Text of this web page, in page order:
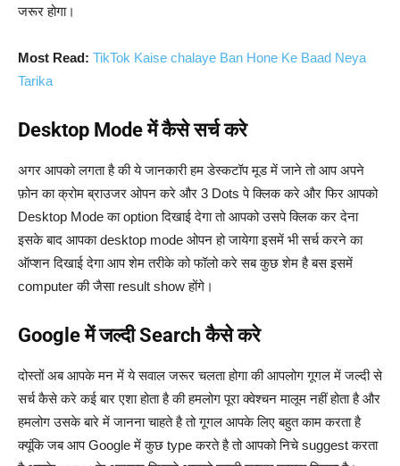
जरूर होगा।
Most Read: TikTok Kaise chalaye Ban Hone Ke Baad Neya
Tarika
Desktop Mode में कैसे सर्च करे
अगर आपको लगता है की ये जानकारी हम डेस्कटॉप मूड में जाने तो आप अपने
फ़ोन का क्रोम ब्राउजर ओपन करे और 3 Dots पे क्लिक करे और फिर आपको
Desktop Mode का option दिखाई देगा तो आपको उसपे क्लिक कर देना
इसके बाद आपका desktop mode ओपन हो जायेगा इसमें भी सर्च करने का
ऑप्शन दिखाई देगा आप शेम तरीके को फॉलो करे सब कुछ शेम है बस इसमें
computer की जैसा result show होंगे।
Google में जल्दी Search कैसे करे
दोस्तों अब आपके मन में ये सवाल जरूर चलता होगा की आपलोग गूगल में जल्दी से
सर्च कैसे करे कई बार एशा होता है की हमलोग पूरा क्वेश्चन मालूम नहीं होता है और
हमलोग उसके बारे में जानना चाहते है तो गूगल आपके लिए बहुत काम करता है
क्यूंकि जब आप Google में कुछ type करते है तो आपको निचे suggest करता